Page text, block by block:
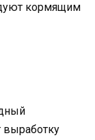
кормящим
выработку